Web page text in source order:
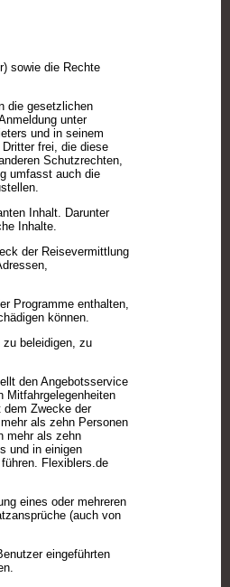
sowie die Rechte
die gesetzlichen
unter
und in seinem
frei, die diese
Schutzrechten,
umfasst auch die
Inhalt. Darunter
Inhalte.
der Reisevermittlung
Programme enthalten,
können.
beleidigen, zu
den Angebotsservice
Mitfahrgelegenheiten
Zwecke der
als zehn Personen
mehr als zehn
und in einigen
Flexiblers.de
eines oder mehreren
(auch von
eingeführten